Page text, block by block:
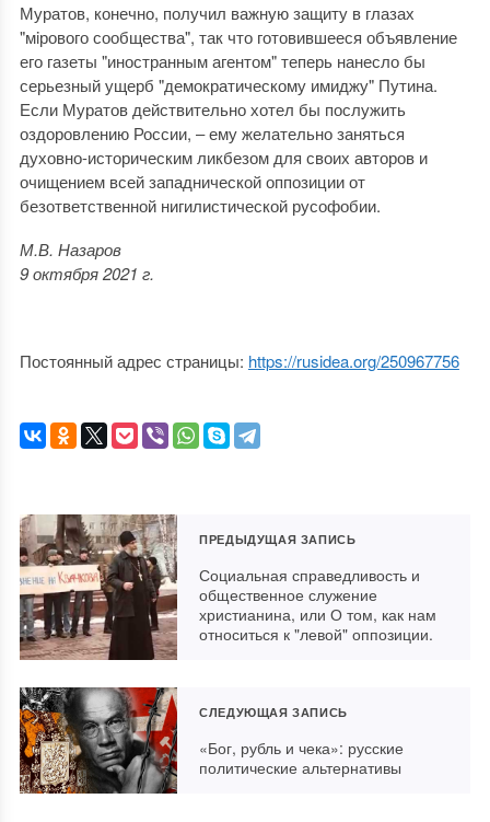
Муратов, конечно, получил важную защиту в глазах
"мiрового сообщества", так что готовившееся объявление
его газеты "иностранным агентом" теперь нанесло бы
серьезный ущерб "демократическому имиджу" Путина.
Если Муратов действительно хотел бы послужить
оздоровлению России, ‒ ему желательно заняться
духовно-историческим ликбезом для своих авторов и
очищением всей западнической оппозиции от
безответственной нигилистической русофобии.
М.В. Назаров
9 октября 2021 г.
Постоянный адрес страницы: https://rusidea.org/250967756
ПРЕДЫДУЩАЯ ЗАПИСЬ
Социальная справедливость и
общественное служение
христианина, или О том, как нам
относиться к "левой" оппозиции.
СЛЕДУЮЩАЯ ЗАПИСЬ
«Бог, рубль и чека»: русские
политические альтернативы